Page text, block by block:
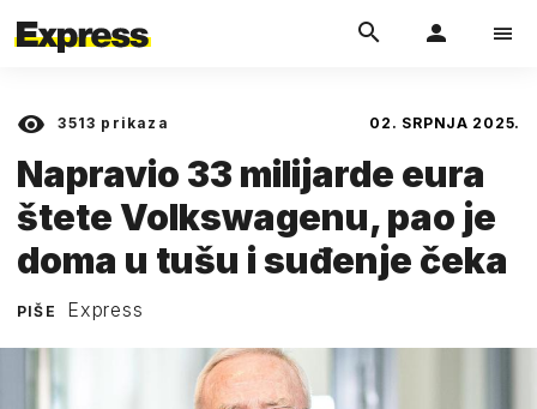
3513 prikaza 02. SRPNJA 2025.
Napravio 33 milijarde eura
štete Volkswagenu, pao je
doma u tušu i suđenje čeka
PIŠE Express